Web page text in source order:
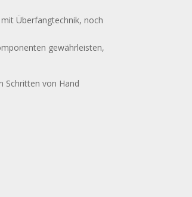
Überfangtechnik, noch
gewährleisten,
Schritten von Hand